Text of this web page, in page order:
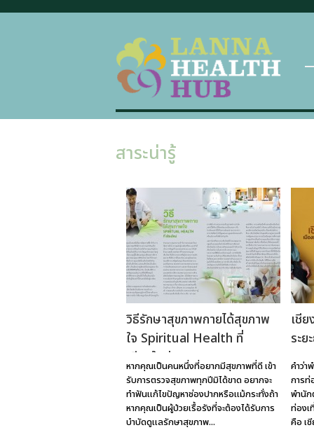
สาระน่ารู้
วิธีรักษาสุขภาพกายได้สุขภาพ
ใจ Spiritual Health ที่
เชียงใหม่
หากคุณเป็นคนหนึ่งที่อยากมีสุขภาพที่ดี เข้า
รับการตรวจสุขภาพทุกปีมิได้ขาด อยากจะ
ทำฟันแก้ไขปัญหาช่องปากหรือแม้กระทั่งถ้า
หากคุณเป็นผู้ป่วยเรื้อรังที่จะต้องได้รับการ
บำบัดดูแลรักษาสุขภาพ...
เชี
ระย
คำว่า
การท่
พำนัก
ท่องเ
คือ เ